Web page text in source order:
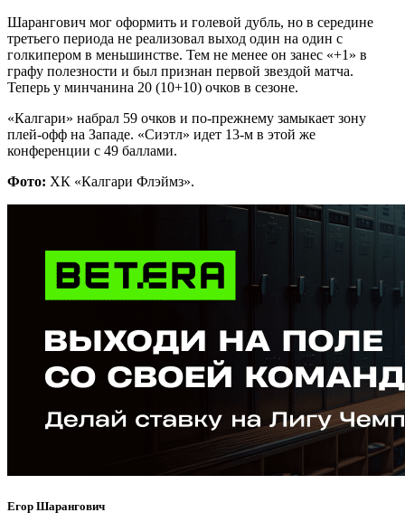
Шарангович мог оформить и голевой дубль, но в середине
третьего периода не реализовал выход один на один с
голкипером в меньшинстве. Тем не менее он занес «+1» в
графу полезности и был признан первой звездой матча.
Теперь у минчанина 20 (10+10) очков в сезоне.
«Калгари» набрал 59 очков и по-прежнему замыкает зону
плей-офф на Западе. «Сиэтл» идет 13-м в этой же
конференции с 49 баллами.
Фото: ХК «Калгари Флэймз».
Егор Шарангович